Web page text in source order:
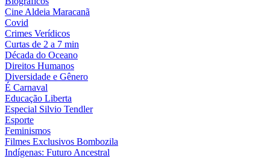
Cine Aldeia Maracanã
Covid
Crimes Verídicos
Curtas de 2 a 7 min
Década do Oceano
Direitos Humanos
Diversidade e Gênero
É Carnaval
Educação Liberta
Especial Silvio Tendler
Esporte
Feminismos
Filmes Exclusivos Bombozila
Indígenas: Futuro Ancestral